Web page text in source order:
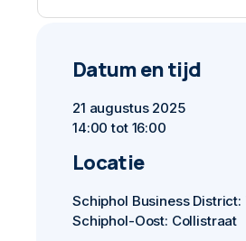
Datum en tijd
21 augustus 2025
14:00 tot 16:00
Locatie
Schiphol Business District:
Schiphol-Oost: Collistraat